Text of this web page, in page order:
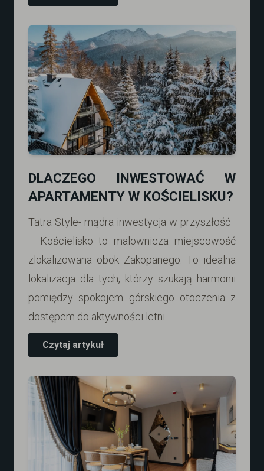
DLACZEGO INWESTOWAĆ W
APARTAMENTY W KOŚCIELISKU?
Tatra Style- mądra inwestycja w przyszłość
Kościelisko to malownicza miejscowość
zlokalizowana obok Zakopanego. To idealna
lokalizacja dla tych, którzy szukają harmonii
pomiędzy spokojem górskiego otoczenia z
dostępem do aktywności letni...
Czytaj artykuł